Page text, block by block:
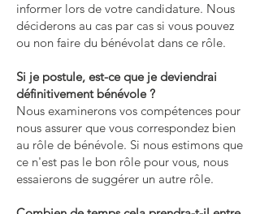
informer lors de votre candidature. Nous
déciderons au cas par cas si vous pouvez
ou non faire du bénévolat dans ce rôle.
Si je postule, est-ce que je deviendrai
définitivement bénévole ?
Nous examinerons vos compétences pour
nous assurer que vous correspondez bien
au rôle de bénévole. Si nous estimons que
ce n'est pas le bon rôle pour vous, nous
essaierons de suggérer un autre rôle.